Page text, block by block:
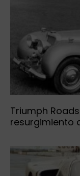
Triumph
resurgimiento